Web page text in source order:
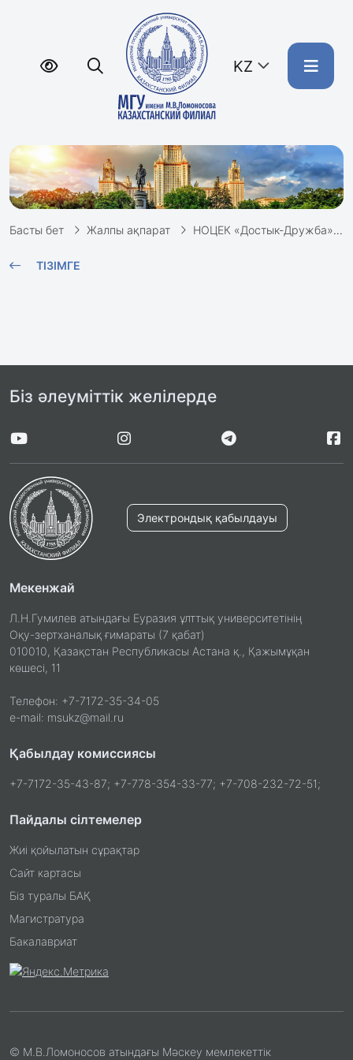
KZ
Басты бет Жалпы ақпарат НОЦЕК «Достык-Дружба»
ТІЗІМГЕ
Біз әлеуміттік желілерде
Электрондық қабылдауы
Мекенжай
Л.Н.Гумилев атындағы Еуразия ұлттық университетінің
Оқу-зертханалық ғимараты (7 қабат)
010010, Қазақстан Республикасы Астана қ., Қажымұқан
көшесі, 11
Телефон: +7-7172-35-34-05
e-mail: msukz@mail.ru
Қабылдау комиссиясы
+7-7172-35-43-87; +7-778-354-33-77; +7-708-232-72-51;
Пайдалы сілтемелер
Жиі қойылатын сұрақтар
Сайт картасы
Біз туралы БАҚ
Магистратура
Бакалавриат
© М.В.Ломоносов атындағы Мәскеу мемлекеттік